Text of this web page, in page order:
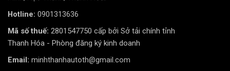
Hotline: 0901313636
Mã số thuế: 2801547750 cấp bởi Sở tải chính tỉnh
Thanh Hóa - Phòng đăng ký kinh doanh
Email: minhthanhautoth@gmail.com